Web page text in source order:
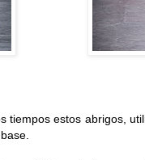
tiempos estos abrigos,